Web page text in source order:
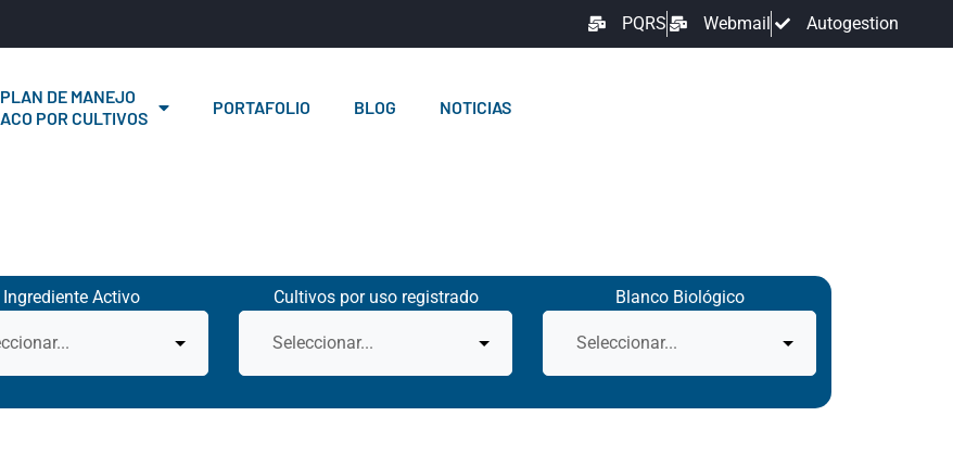
PQRS Webmail Autogestion
PLAN DE MANEJO
ACO POR CULTIVOS
PORTAFOLIO BLOG NOTICIAS
Ingrediente Activo Cultivos por uso registrado Blanco Biológico